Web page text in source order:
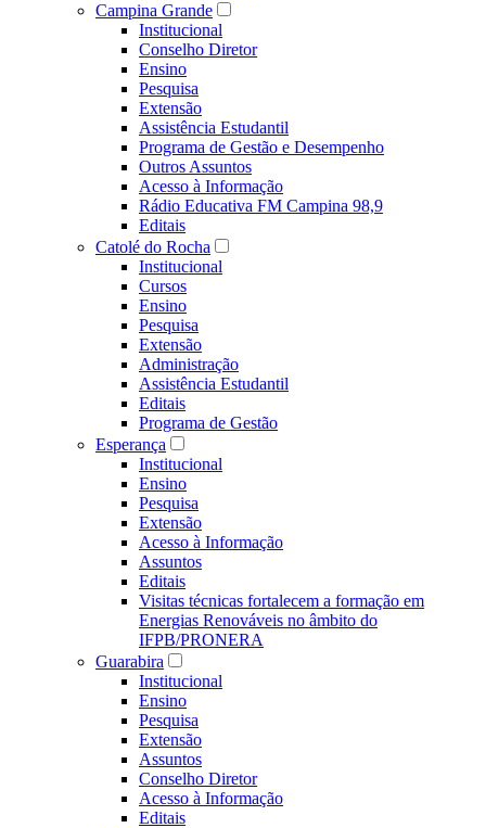
Campina Grande
Institucional
Conselho Diretor
Ensino
Pesquisa
Extensão
Assistência Estudantil
Programa de Gestão e Desempenho
Outros Assuntos
Acesso à Informação
Rádio Educativa FM Campina 98,9
Editais
Catolé do Rocha
Institucional
Cursos
Ensino
Pesquisa
Extensão
Administração
Assistência Estudantil
Editais
Programa de Gestão
Esperança
Institucional
Ensino
Pesquisa
Extensão
Acesso à Informação
Assuntos
Editais
Visitas técnicas fortalecem a formação em
Energias Renováveis no âmbito do
IFPB/PRONERA
Guarabira
Institucional
Ensino
Pesquisa
Extensão
Assuntos
Conselho Diretor
Acesso à Informação
Editais